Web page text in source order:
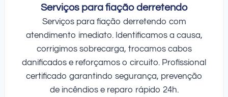
Serviços para fiação derretendo
Serviços para fiação derretendo com
atendimento imediato. Identificamos a causa,
corrigimos sobrecarga, trocamos cabos
danificados e reforçamos o circuito. Profissional
certificado garantindo segurança, prevenção
de incêndios e reparo rápido 24h.